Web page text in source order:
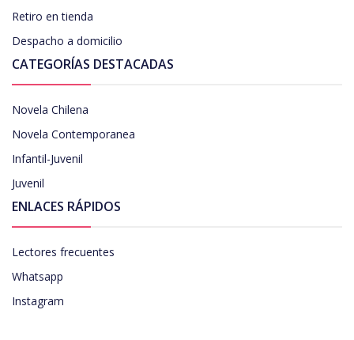
Retiro en tienda
Despacho a domicilio
CATEGORÍAS DESTACADAS
Novela Chilena
Novela Contemporanea
Infantil-Juvenil
Juvenil
ENLACES RÁPIDOS
Lectores frecuentes
Whatsapp
Instagram